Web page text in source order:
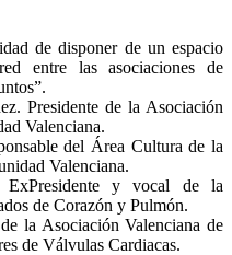
de disponer de un espacio
entre las asociaciones de
Presidente de la Asociación
Valenciana.
del Área Cultura de la
Valenciana.
ExPresidente y vocal de la
de Corazón y Pulmón.
la Asociación Valenciana de
de Válvulas Cardiacas.